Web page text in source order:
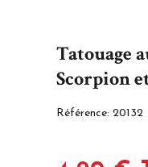
Tatouage
Scorpion
Référence: 20132